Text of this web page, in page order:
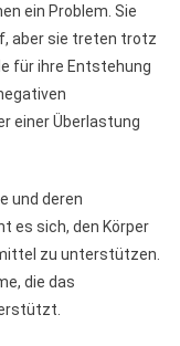
ein Problem. Sie
aber sie treten trotz
für ihre Entstehung
einer Überlastung
und deren
es sich, den Körper
zu unterstützen.
die das